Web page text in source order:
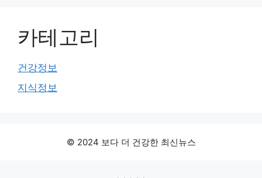
카테고리
건강정보
지식정보
© 2024 보다 더 건강한 최신뉴스